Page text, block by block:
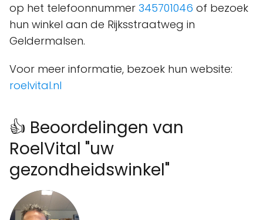
op het telefoonnummer 345701046 of bezoek
hun winkel aan de Rijksstraatweg in
Geldermalsen.
Voor meer informatie, bezoek hun website:
roelvital.nl
👍 Beoordelingen van
RoelVital "uw
gezondheidswinkel"